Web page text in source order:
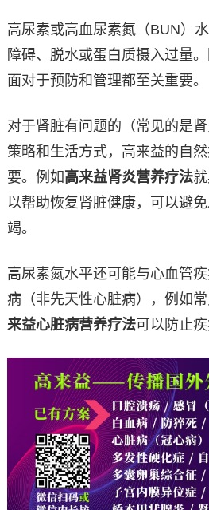
高尿素或高血尿素氮（BUN）
障碍、脱水或蛋白质摄入过量
面对于预防和管理都至关重要。
对于肾脏有问题的（常见的是
策略和生活方式，高来益的自
要。例如高来益肾炎营养疗法
以帮助恢复肾脏健康，可以避
竭。
高尿素氮水平还可能与心血管
病（非先天性心脏病），例如
来益心脏病营养疗法可以防止疾